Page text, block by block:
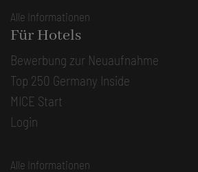
Alle Informationen
Für Hotels
Bewerbung zur Neuaufnahme
Top 250 Germany Inside
MICE Start
Login
Alle Informationen